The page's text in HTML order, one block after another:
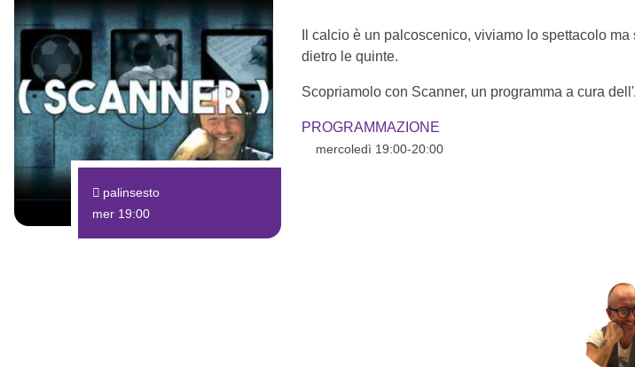
palinsesto
mer 19:00
Il calcio è un palcoscenico, viviamo lo spettacolo
dietro le quinte.
Scopriamolo con Scanner, un programma a cura
PROGRAMMAZIONE
mercoledì 19:00-20:00